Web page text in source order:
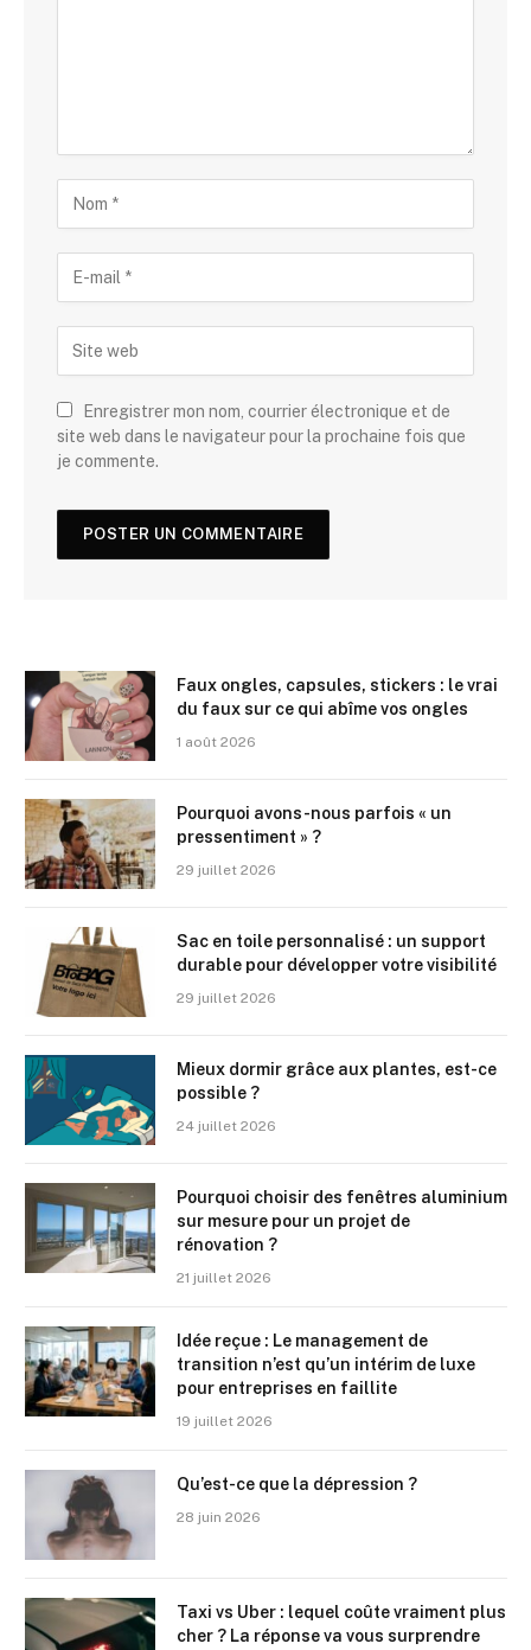
Enregistrer mon nom, courrier électronique et de
site web dans le navigateur pour la prochaine fois que
je commente.
Faux ongles, capsules, stickers : le vrai
du faux sur ce qui abîme vos ongles
1 août 2026
Pourquoi avons-nous parfois « un
pressentiment » ?
29 juillet 2026
Sac en toile personnalisé : un support
durable pour développer votre visibilité
29 juillet 2026
Mieux dormir grâce aux plantes, est-ce
possible ?
24 juillet 2026
Pourquoi choisir des fenêtres aluminium
sur mesure pour un projet de
rénovation ?
21 juillet 2026
Idée reçue : Le management de
transition n’est qu’un intérim de luxe
pour entreprises en faillite
19 juillet 2026
Qu’est-ce que la dépression ?
28 juin 2026
Taxi vs Uber : lequel coûte vraiment plus
cher ? La réponse va vous surprendre